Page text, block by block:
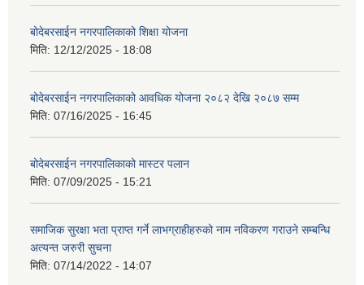
बोदेबरसाईन नगरपालिकाको शिक्षा योजना
मिति: 12/12/2025 - 18:08
बोदेबरसाईन नगरपालिकाको आवधिक योजना २०८२ देखि २०८७ सम्म
मिति: 07/16/2025 - 16:45
बोदेबरसाईन नगरपालिकाको मास्टर पलान
मिति: 07/09/2025 - 15:21
समाजिक सुरक्षा भता प्राप्त गर्ने लाभग्राहीहरुको नाम नविकरण गराउने सम्बन्धि
अत्यन्त जरुरी सुचना
मिति: 07/14/2022 - 14:07